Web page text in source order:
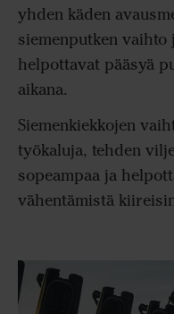
yhden käden
siemenputken vaihto
helpottavat pääsyä
aikana.
Siemenkiekkojen
työkaluja, tehden
sopeampaa ja
vähentämistä